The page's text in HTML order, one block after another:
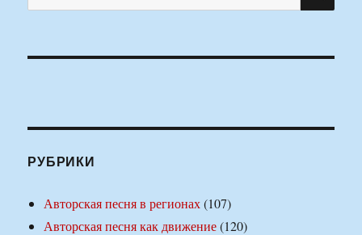
РУБРИКИ
Авторская песня в регионах(107)
Авторская песня как движение(120)